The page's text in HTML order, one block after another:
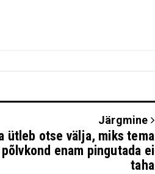
Järgmine
ütleb otse välja, miks tema
enam pingutada ei
taha